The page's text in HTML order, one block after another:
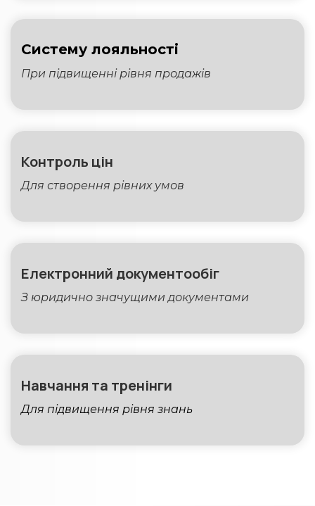
Систему лояльності
При підвищенні рівня продажів
Контроль цін
Для створення рівних умов
Електронний документообіг
З юридично значущими документами
Навчання та тренінги
Для підвищення рівня знань